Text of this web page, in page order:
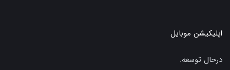
اپلیکیشن موبایل
درحال توسعه.